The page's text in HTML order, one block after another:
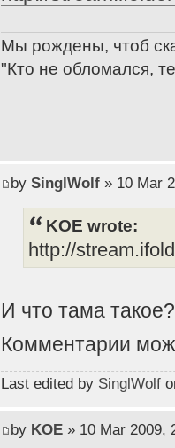
Мы рождены, чтоб
"Кто не обломался,
by SinglWolf» 10 Mar
KOE wrote:
http://
И что тама
Комментарии
Last edited by SinglWolf
by KOE» 10 Mar 2009,